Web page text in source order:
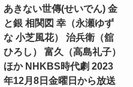
あきない世傳(せいでん) 金
と銀 相関図 幸（永瀬ゆず
な 小芝風花） 治兵衛（舘
ひろし） 富久（高島礼子）
ほか NHKBS時代劇 2023
年12月8日金曜日から放送